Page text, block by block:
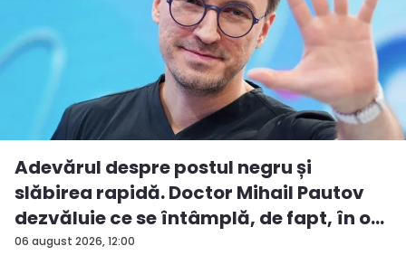
06 august 2026, 12:00
Adevărul despre postul negru și
slăbirea rapidă. Doctor Mihail Pautov
dezvăluie ce se întâmplă, de fapt, în o...